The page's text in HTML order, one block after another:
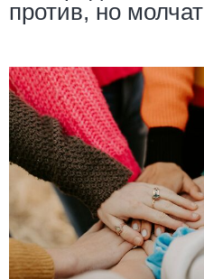
против, но молчат